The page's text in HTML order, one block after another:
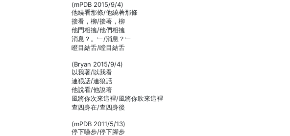
(mPDB 2015/9/4)
他繞看那條/他繞著那條
接看，柳/接著，柳
他門相擁/他們相擁
消息？。﹂/消息？﹂
瞪目結舌/瞠目結舌
(Bryan 2015/9/4)
以我著/以我看
連狠話/連狼話
他說看/他說著
風將你次來這裡/風將你吹來這裡
查四身在/查四身後
(mPDB 2011/5/13)
停下嚥步/停下腳步